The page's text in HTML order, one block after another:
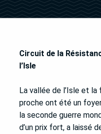
Circuit de la
l’Isle
La vallée de l’Isle et
proche ont été un
la seconde guerre
d’un prix fort, a laissé